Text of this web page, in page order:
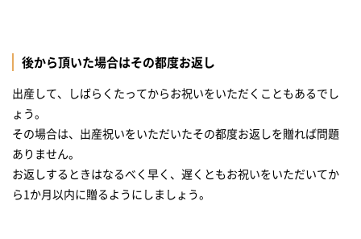
後から頂いた場合はその都度お返し
出産して、しばらくたってからお祝いをいただくこともあるでし
ょう。
その場合は、出産祝いをいただいたその都度お返しを贈れば問題
ありません。
お返しするときはなるべく早く、遅くともお祝いをいただいてか
ら1か月以内に贈るようにしましょう。